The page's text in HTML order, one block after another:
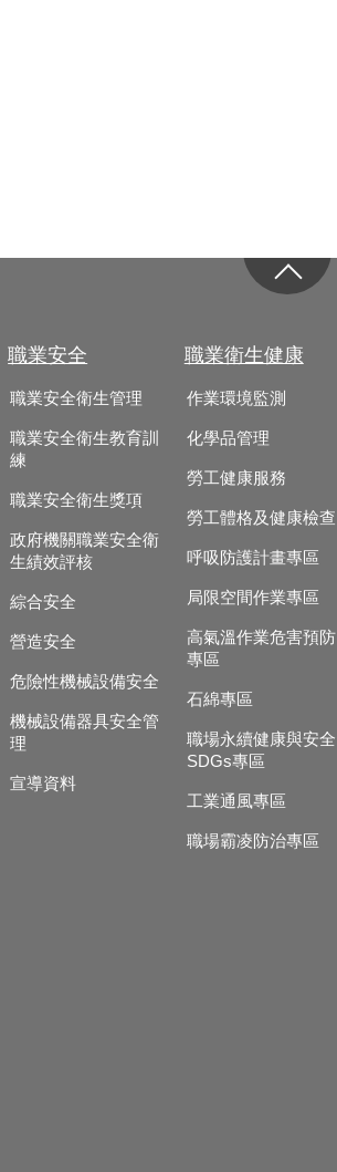
職業安全
職業安全衛生管理
職業安全衛生教育訓
練
職業安全衛生獎項
政府機關職業安全衛
生績效評核
綜合安全
營造安全
危險性機械設備安全
機械設備器具安全管
理
宣導資料
職業衛生健康
作業環境監測
化學品管理
勞工健康服務
勞工體格及健康檢查
呼吸防護計畫專區
局限空間作業專區
高氣溫作業危害預防
專區
石綿專區
職場永續健康與安全
SDGs專區
工業通風專區
職場霸凌防治專區